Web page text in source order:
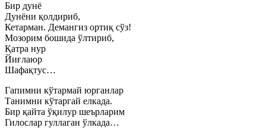
Бир дунё
Дунёни қолдириб,
Кетарман. Демангиз ортиқ сўз!
Мозорим бошида ўлтириб,
Қатра нур
Йиғлаюр
Шафақтус…
Гапимни кўтармай юрганлар
Танимни кўтаргай елкада.
Бир қайта ўқилур шеърларим
Гилослар гуллаган ўлкада…